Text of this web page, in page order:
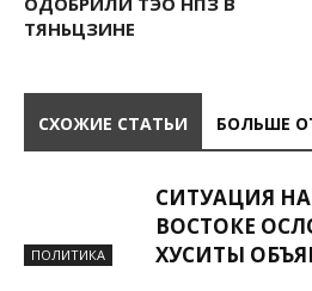
ТЯНЬЦЗИНЕ
СХОЖИЕ СТАТЬИ БОЛЬШЕ
ПОЛИТИКА
СИТУАЦИЯ
ВОСТОКЕ
ХУСИТЫ